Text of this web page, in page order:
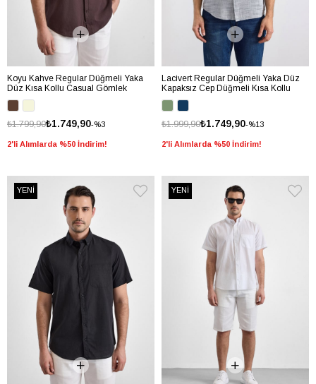
Koyu Kahve Regular Düğmeli Yaka
Düz Kısa Kollu Casual Gömlek
%3
₺1.749,90
₺1.799,90
2'li Alımlarda %50 İndirim!
Lacivert Regular Düğmeli Yaka Düz
Kapaksız Cep Düğmeli Kısa Kollu
Standart Casual Gömlek
%13
₺1.749,90
₺1.999,90
2'li Alımlarda %50 İndirim!
YENİ YENİ